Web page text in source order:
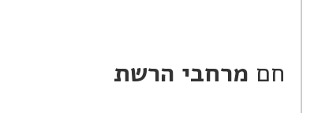
חם מרחבי הרשת